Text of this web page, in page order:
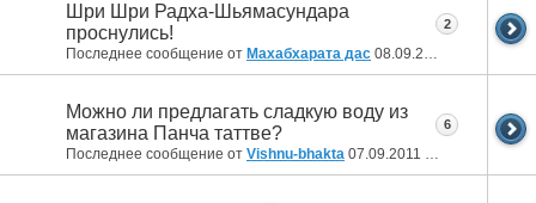
Шри Шри Радха-Шьямасундара
проснулись!
Последнее сообщение от Махабхарата дас 08.09.2011
2
Можно ли предлагать сладкую воду из
магазина Панча таттве?
Последнее сообщение от Vishnu-bhakta 07.09.2011 00:10
6